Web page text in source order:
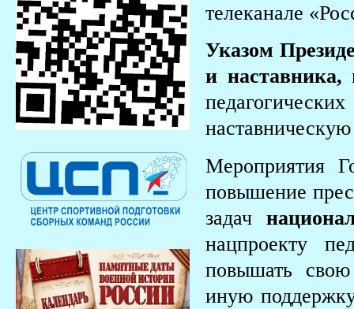
телеканале
Указом
и наставника,
Мероприятия
повышение
задач
нацпроекту
повышать
иную